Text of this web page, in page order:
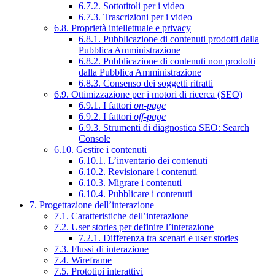
6.7.2. Sottotitoli per i video
6.7.3. Trascrizioni per i video
6.8. Proprietà intellettuale e privacy
6.8.1. Pubblicazione di contenuti prodotti dalla
Pubblica Amministrazione
6.8.2. Pubblicazione di contenuti non prodotti
dalla Pubblica Amministrazione
6.8.3. Consenso dei soggetti ritratti
6.9. Ottimizzazione per i motori di ricerca (SEO)
6.9.1. I fattori on-page
6.9.2. I fattori off-page
6.9.3. Strumenti di diagnostica SEO: Search
Console
6.10. Gestire i contenuti
6.10.1. L’inventario dei contenuti
6.10.2. Revisionare i contenuti
6.10.3. Migrare i contenuti
6.10.4. Pubblicare i contenuti
7. Progettazione dell’interazione
7.1. Caratteristiche dell’interazione
7.2. User stories per definire l’interazione
7.2.1. Differenza tra scenari e user stories
7.3. Flussi di interazione
7.4. Wireframe
7.5. Prototipi interattivi